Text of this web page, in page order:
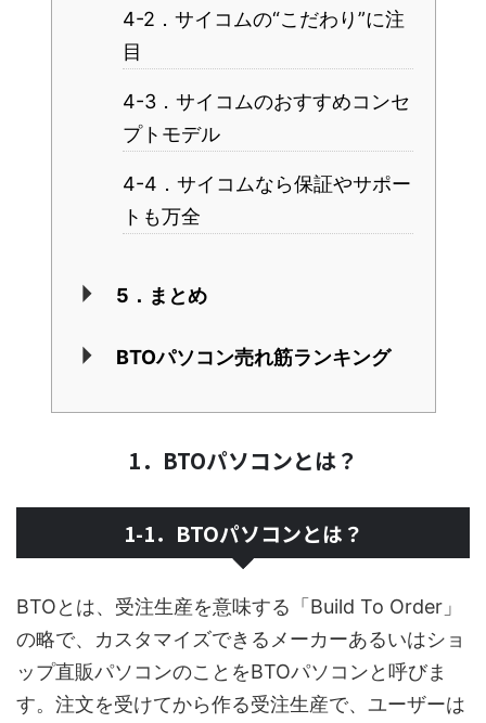
4-2．サイコムの“こだわり”に注
目
4-3．サイコムのおすすめコンセ
プトモデル
4-4．サイコムなら保証やサポー
トも万全
5．まとめ
BTOパソコン売れ筋ランキング
1．BTOパソコンとは？
1-1．BTOパソコンとは？
BTOとは、受注生産を意味する「Build To Order」
の略で、カスタマイズできるメーカーあるいはショ
ップ直販パソコンのことをBTOパソコンと呼びま
す。注文を受けてから作る受注生産で、ユーザーは